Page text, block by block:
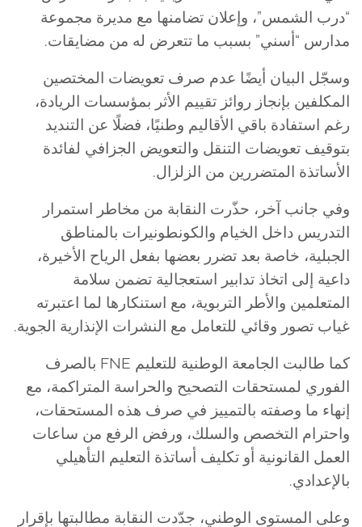
“درب الشمس”، وإعلان تضامنها مع مديرة مجموعة
مدارس “أسني” بسبب ما تتعرض له من مضايقات.
وسجّل البيان أيضًا عدم صرف تعويضات المختصين
المكلفين بإنجاز روائز تقييم الأثر بمؤسسات الريادة،
رغم استفادة باقي الأقاليم وطنيًا، فضلًا عن التنديد
بتوقيف تعويضات التنقل والتعويض الجزافي لفائدة
الأساتذة المتضررين من الزلزال.
وفي جانب آخر، حذّرت النقابة من مخاطر استمرار
التدريس داخل الخيام والكونطونيرات بالمناطق
الجبلية، خاصة بعد تضرر بعضها بفعل الرياح الأخيرة،
داعية إلى اتخاذ تدابير استعجالية تضمن سلامة
المتعلمين والأطر التربوية، مع استنكارها لما اعتبرته
غياب تصور وقائي للتعامل مع النشرات الإنذارية الجوية.
كما طالبت الجامعة الوطنية للتعليم FNE بالصرف
الفوري لمستحقات التصحيح والحراسة المتراكمة، مع
إنهاء ما وصفته بالتمييز في صرف هذه المستحقات،
واحترام التخصص والسلك، ورفض الرفع من ساعات
العمل القانونية أو تكليف أساتذة التعليم التأهيلي
بالإعدادي.
وعلى المستوى الوطني، جدّدت النقابة مطالبتها بإقرار